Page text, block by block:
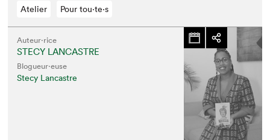
Atelier Pour tou⋅te⋅s
Auteur·rice
STECY LANCASTRE
Blogueur·euse
Stecy Lancastre